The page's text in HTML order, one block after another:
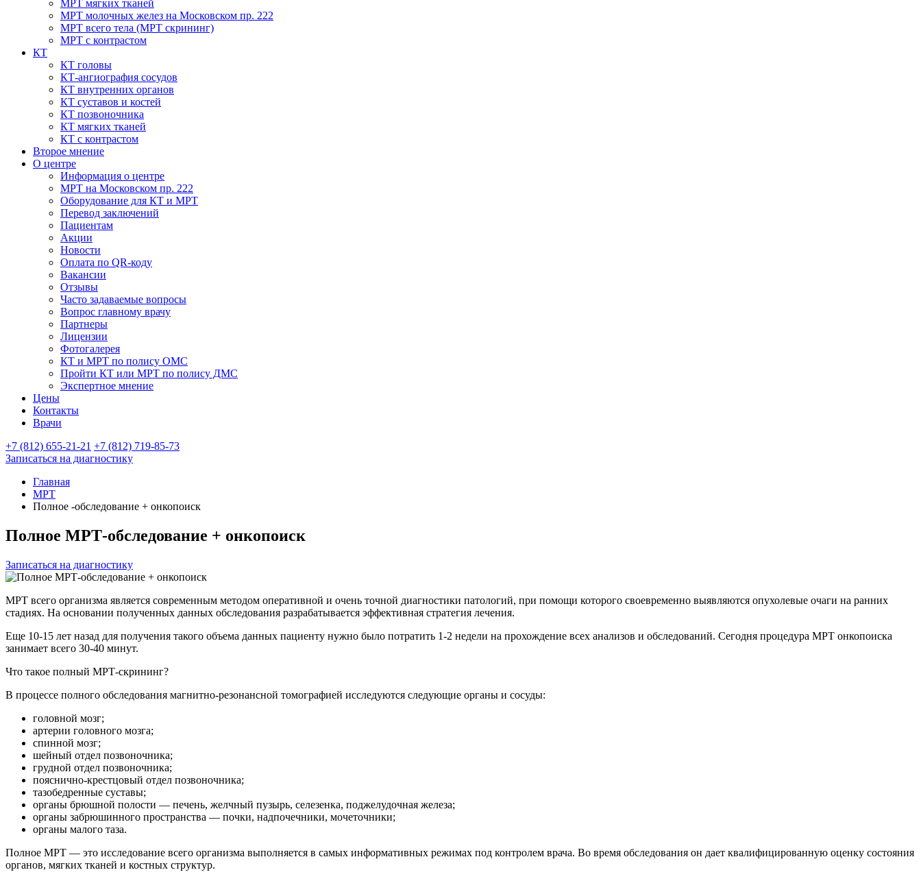
МРТ мягких тканей
МРТ молочных желез на Московском пр. 222
МРТ всего тела (МРТ скрининг)
МРТ с контрастом
КТ
КТ головы
КТ-ангиография сосудов
КТ внутренних органов
КТ суставов и костей
КТ позвоночника
КТ мягких тканей
КТ с контрастом
Второе мнение
О центре
Информация о центре
МРТ на Московском пр. 222
Оборудование для КТ и МРТ
Перевод заключений
Пациентам
Акции
Новости
Оплата по QR-коду
Вакансии
Отзывы
Часто задаваемые вопросы
Вопрос главному врачу
Партнеры
Лицензии
Фотогалерея
КТ и МРТ по полису ОМС
Пройти КТ или МРТ по полису ДМС
Экспертное мнение
Цены
Контакты
Врачи
+7 (812) 655-21-21 +7 (812) 719-85-73
Записаться на диагностику
Главная
МРТ
Полное -обследование + онкопоиск
Полное МРТ-обследование + онкопоиск
Записаться на диагностику
МРТ всего организма является современным методом оперативной и очень точной диагностики патологий, при помощи которого своевременно выявляются опухолевые очаги на ранних
стадиях. На основании полученных данных обследования разрабатывается эффективная стратегия лечения.
Еще 10-15 лет назад для получения такого объема данных пациенту нужно было потратить 1-2 недели на прохождение всех анализов и обследований. Сегодня процедура МРТ онкопоиска
занимает всего 30-40 минут.
Что такое полный МРТ-скрининг?
В процессе полного обследования магнитно-резонансной томографией исследуются следующие органы и сосуды:
головной мозг;
артерии головного мозга;
спинной мозг;
шейный отдел позвоночника;
грудной отдел позвоночника;
пояснично-крестцовый отдел позвоночника;
тазобедренные суставы;
органы брюшной полости — печень, желчный пузырь, селезенка, поджелудочная железа;
органы забрюшинного пространства — почки, надпочечники, мочеточники;
органы малого таза.
Полное МРТ — это исследование всего организма выполняется в самых информативных режимах под контролем врача. Во время обследования он дает квалифицированную оценку состояния
органов, мягких тканей и костных структур.